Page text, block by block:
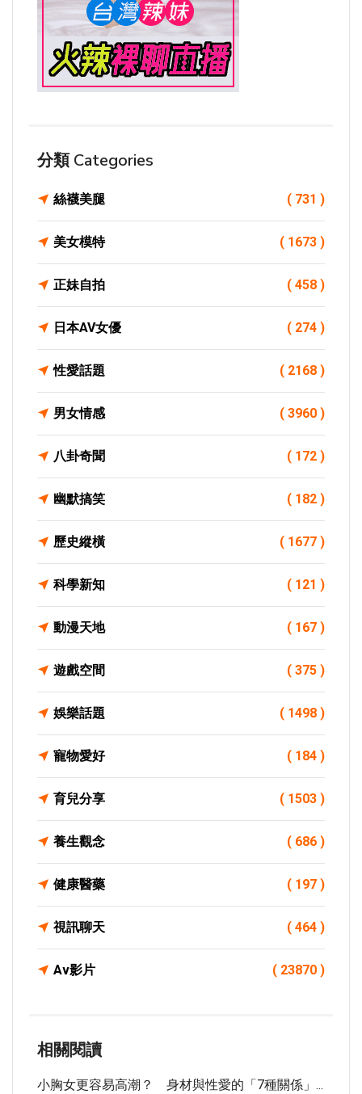
分類 Categories
絲襪美腿 ( 731 )
美女模特 ( 1673 )
正妹自拍 ( 458 )
日本AV女優 ( 274 )
性愛話題 ( 2168 )
男女情感 ( 3960 )
八卦奇聞 ( 172 )
幽默搞笑 ( 182 )
歷史縱橫 ( 1677 )
科學新知 ( 121 )
動漫天地 ( 167 )
遊戲空間 ( 375 )
娛樂話題 ( 1498 )
寵物愛好 ( 184 )
育兒分享 ( 1503 )
養生觀念 ( 686 )
健康醫藥 ( 197 )
視訊聊天 ( 464 )
Av影片 ( 23870 )
相關閱讀
小胸女更容易高潮？ 身材與性愛的「7種關係」...